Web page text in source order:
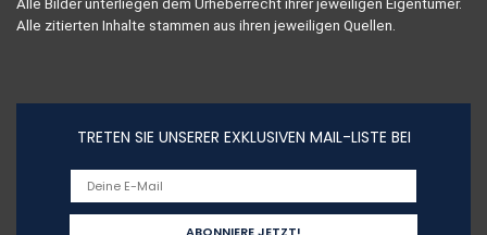
Alle Bilder unterliegen dem Urheberrecht ihrer jeweiligen Eigentümer.
Alle zitierten Inhalte stammen aus ihren jeweiligen Quellen.
TRETEN SIE UNSERER EXKLUSIVEN MAIL-LISTE BEI